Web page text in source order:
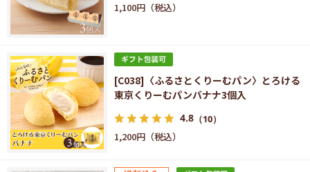
1,100円
[C038]〈ふるさとくりーむパン〉とろける
東京くりーむパンバナナ3個入
4.8 （10）
1,200円